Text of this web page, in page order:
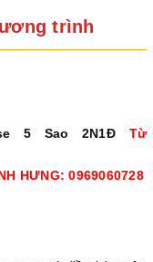
trình
5 Sao 2N1Đ Từ
HƯNG: 0969060728